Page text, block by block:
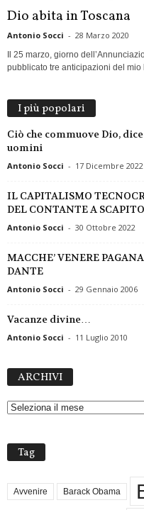
Dio abita in Toscana
Antonio Socci - 28 Marzo 2020
Il 25 marzo, giorno
pubblicato tre anticipazioni del
I più popolari
Ciò che commuove Dio,
uomini
Antonio Socci - 17 Dicembre 2022
IL CAPITALISMO
DEL CONTANTE A
Antonio Socci - 30 Ottobre 2022
MACCHE’ VENERE
DANTE
Antonio Socci - 29 Gennaio 2006
Vacanze divine…
Antonio Socci - 11 Luglio 2010
ARCHIVI
H
Tag
Avvenire Barack Obama